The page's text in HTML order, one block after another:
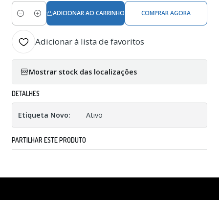
Quantidade
ADICIONAR AO CARRINHO COMPRAR AGORA
Adicionar à lista de favoritos
Mostrar stock das localizações
DETALHES
Etiqueta Novo: Ativo
PARTILHAR ESTE PRODUTO